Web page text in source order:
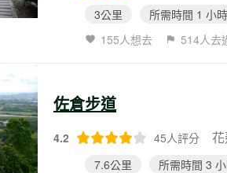
3公里
所需時間 1 小時
155人想去
514人去
佐倉步道
4.2 45人評分
7.6公里
所需時間 3